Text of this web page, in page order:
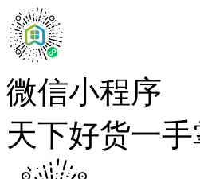
微信小程序
天下好货一手